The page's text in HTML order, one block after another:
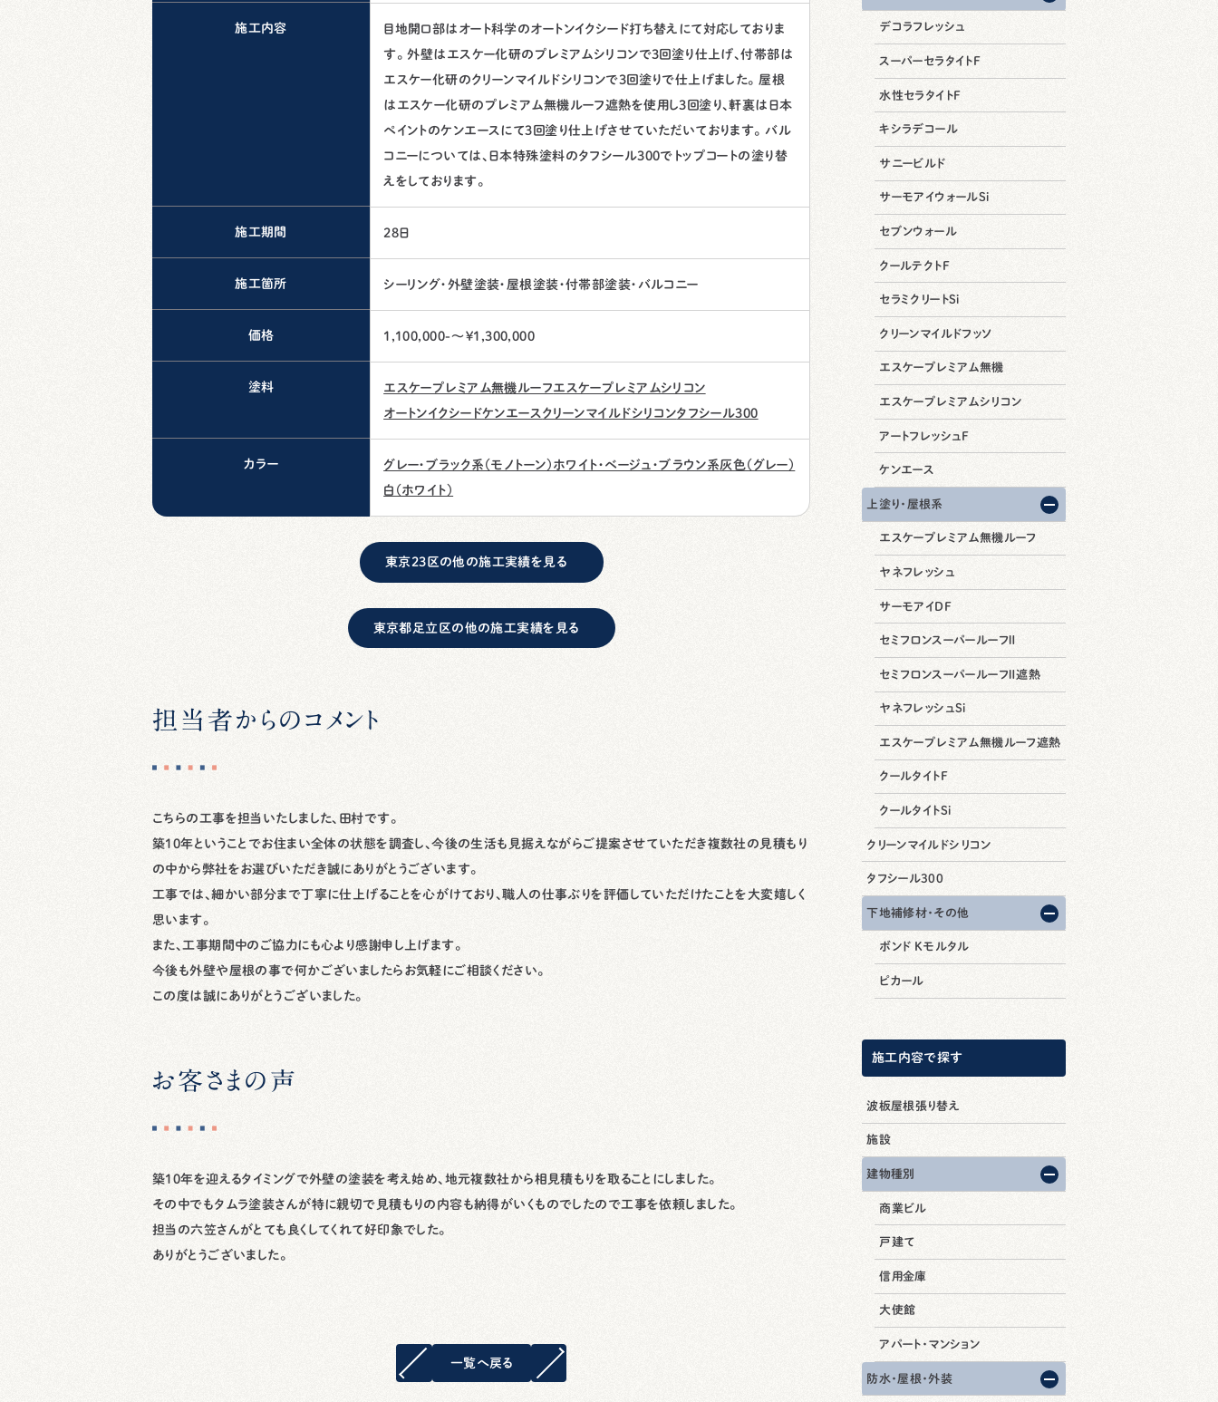
施工内容
目地開口部はオート科学のオートンイクシード打ち替えにて対応しておりま
す。 外壁はエスケー化研のプレミアムシリコンで3回塗り仕上げ、付帯部は
エスケー化研のクリーンマイルドシリコンで3回塗りで仕上げました。 屋根
はエスケー化研のプレミアム無機ルーフ遮熱を使用し3回塗り、軒裏は日本
ペイントのケンエースにて3回塗り仕上げさせていただいております。 バル
コニーについては、日本特殊塗料のタフシール300でトップコートの塗り替
えをしております。
施工期間 28日
施工箇所 シーリング・外壁塗装・屋根塗装・付帯部塗装・バルコニー
価格 1,100,000-〜¥1,300,000
塗料 エスケープレミアム無機ルーフエスケープレミアムシリコン
オートンイクシードケンエースクリーンマイルドシリコンタフシール300
カラー グレー・ブラック系（モノトーン） ホワイト・ベージュ・ブラウン系灰色（グレー）
白（ホワイト）
東京23区の他の施工実績を見る
東京都足立区の他の施工実績を見る
担当者からのコメント
こちらの工事を担当いたしました、田村です。
築10年ということでお住まい全体の状態を調査し、今後の生活も見据えながらご提案させていただき複数社の見積もり
の中から弊社をお選びいただき誠にありがとうございます。
工事では、細かい部分まで丁寧に仕上げることを心がけており、職人の仕事ぶりを評価していただけたことを大変嬉しく
思います。
また、工事期間中のご協力にも心より感謝申し上げます。
今後も外壁や屋根の事で何かございましたらお気軽にご相談ください。
この度は誠にありがとうございました。
お客さまの声
築10年を迎えるタイミングで外壁の塗装を考え始め、地元複数社から相見積もりを取ることにしました。
その中でもタムラ塗装さんが特に親切で見積もりの内容も納得がいくものでしたので工事を依頼しました。
担当の六笠さんがとても良くしてくれて好印象でした。
ありがとうございました。
一覧へ戻る
デコラフレッシュ
スーパーセラタイトF
水性セラタイトF
キシラデコール
サニービルド
サーモアイウォールSi
セブンウォール
クールテクトF
セラミクリートSi
クリーンマイルドフッソ
エスケープレミアム無機
エスケープレミアムシリコン
アートフレッシュF
ケンエース
上塗り・屋根系
エスケープレミアム無機ルーフ
ヤネフレッシュ
サーモアイDF
セミフロンスーパールーフⅡ
セミフロンスーパールーフⅡ遮熱
ヤネフレッシュSi
エスケープレミアム無機ルーフ遮熱
クールタイトF
クールタイトSi
クリーンマイルドシリコン
タフシール300
下地補修材・その他
ボンド Kモルタル
ピカール
施工内容で探す
波板屋根張り替え
施設
建物種別
商業ビル
戸建て
信用金庫
大使館
アパート・マンション
防水・屋根・外装